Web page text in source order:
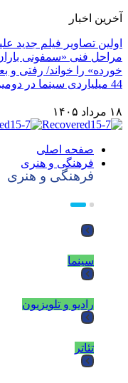
آخرین اخبار
اولین تصاویر فیلم جدید
مراحل فنی «سمفونی
خورده» را خواند/ رفتی و
44 میلیاردی سینما در دومین هفته مرداد
۱۸ مرداد ۱۴۰۵
صفحه اصلی
فرهنگی و هنری
فرهنگی و هنری
سینما
رادیو و تلویزیون
تئاتر